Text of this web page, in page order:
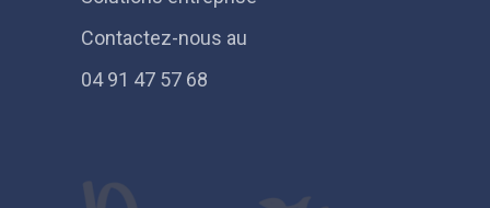
Contactez-nous au
04 91 47 57 68